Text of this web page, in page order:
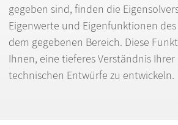
gegeben sind, finden die
Eigenwerte und Eigenfunktionen des
dem gegebenen Bereich. Diese
Ihnen, eine tieferes Verständnis
technischen Entwürfe zu entwickeln.